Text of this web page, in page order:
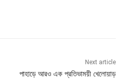
Next article
পাহাড়ে আরও এক প্রতিভাময়ী খেলোয়াড়